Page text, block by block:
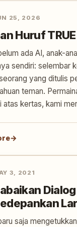
25, 2026
Huruf TRUE
ada AI, anak-
sendiri: selembar
yang ditulis
teman.
atas kertas, kami
3, 2021
saja